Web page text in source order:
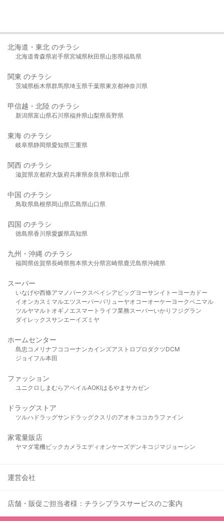
北海道・東北 のチラシ
北海道青森県岩手県宮城県秋田県山形県福島県
関東 のチラシ
茨城県栃木県群馬県埼玉県千葉県東京都神奈川県
甲信越・北陸 のチラシ
新潟県富山県石川県福井県山梨県長野県
東海 のチラシ
岐阜県静岡県愛知県三重県
関西 のチラシ
滋賀県京都府大阪府兵庫県奈良県和歌山県
中国 のチラシ
鳥取県島根県岡山県広島県山口県
四国 のチラシ
徳島県香川県愛媛県高知県
九州・沖縄 のチラシ
福岡県佐賀県長崎県熊本県大分県宮崎県鹿児島県沖縄県
スーパー
いなげや西條アマノパークスベイシア ビッグヨーサンイトーヨーカドー
イオンカスミ マルエツスーパーバリューヤオコーオーケー ヨークベニマル
ツルヤマルト オギノ エスマート ライフ業務スーパーいかり フジグラン
ダイレックスサンエーイズミヤ
ホームセンター
島忠 コメリ ナフコ コーナンカインズアストロプロダクツDCM
ジョイフル本田
ファッション
ユニクロ しまむら アベイルAOKIはるやま サカゼン
ドラッグストア
ツルハドラッグサンドラッグクスリのアオキ ココカラファイン
家電量販店
ヤマダ電機ビックカメラ エディオンケーズデンキ コジマジョーシン
運営会社
店舗・販促ご担当者様：チラシプラスサービスのご案内